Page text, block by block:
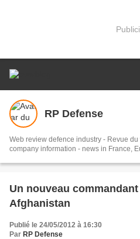
RP Defense
Web review defence industry - Revue du
company information - news in France,
Un nouveau
Afghanistan
Publié le 24/05/2012 à 16:30
Par RP Defense